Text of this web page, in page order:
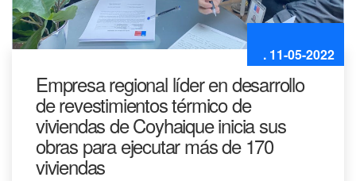
. 11-05-2022
Empresa regional líder en desarrollo
de revestimientos térmico de
viviendas de Coyhaique inicia sus
obras para ejecutar más de 170
viviendas